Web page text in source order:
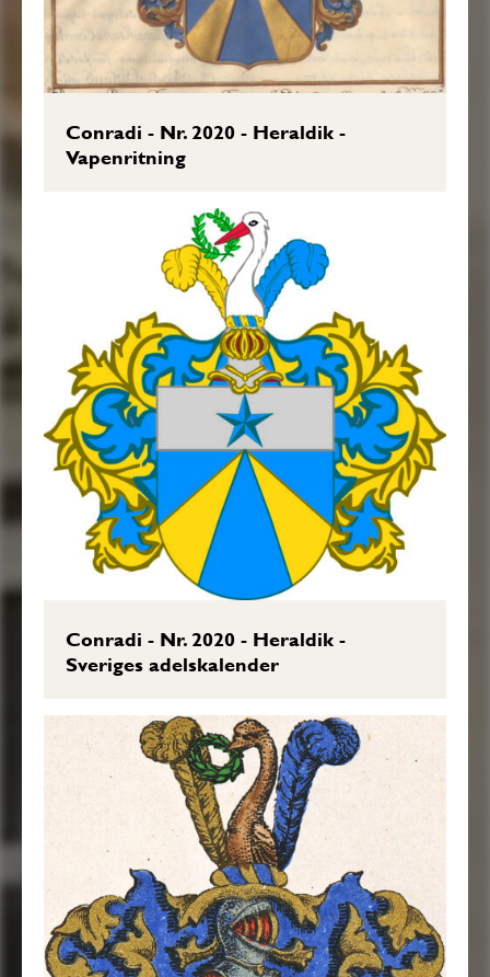
Sköldebrevet i original, RHA.
Transkription: Göran Mörner, 2017-01-
26.
Conradi - Nr. 2020 - Heraldik -
Vapenritning
Conradi - Nr. 2020 - Heraldik -
Sveriges adelskalender